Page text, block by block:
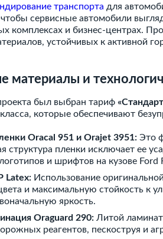
транспорта для
сервисные автомобили
комплексах и бизнес-центрах.
устойчивых к активной
материалы и
был выбран тариф
которые обеспечивают
Oracal 951 и Orajet 3951: Это
структура пленки исключает ее
и шрифтов на кузове Ford
Latex: Использование
и максимальную стойкость к
яркость.
Oraguard 290: Литой
реагентов, пескоструя и